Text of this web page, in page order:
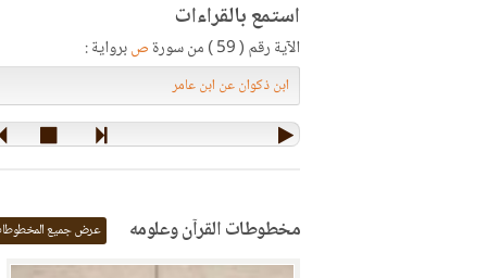
استمع بالقراءات
الآية رقم ( 59 ) من سورة صبرواية :
مخطوطات القرآن وعلومه عرض جميع